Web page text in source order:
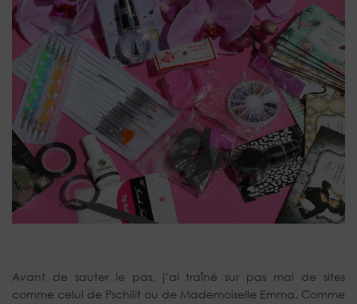
Avant de sauter le pas, j’ai traîné sur pas mal de sites
comme celui de Pschiiit ou de Mademoiselle Emma. Comme